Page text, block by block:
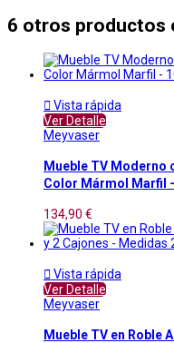
6 otros productos
 Vista rápida
Ver Detalle
Meyvaser
Mueble TV Moderno
Color Mármol Marfil
134,90 €
 Vista rápida
Ver Detalle
Meyvaser
Mueble TV en Roble